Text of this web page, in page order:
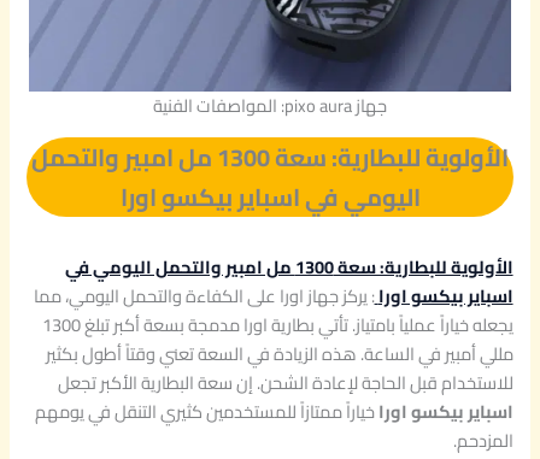
جهاز pixo aura: المواصفات الفنية
الأولوية للبطارية: سعة 1300 مل امبير والتحمل
اليومي في اسباير بيكسو اورا
الأولوية للبطارية: سعة 1300 مل امبير والتحمل اليومي في
اسباير بيكسو اورا: يركز جهاز اورا على الكفاءة والتحمل اليومي، مما
يجعله خياراً عملياً بامتياز. تأتي بطارية اورا مدمجة بسعة أكبر تبلغ 1300
مللي أمبير في الساعة. هذه الزيادة في السعة تعني وقتاً أطول بكثير
للاستخدام قبل الحاجة لإعادة الشحن. إن سعة البطارية الأكبر تجعل
اسباير بيكسو اوراخياراً ممتازاً للمستخدمين كثيري التنقل في يومهم
المزدحم.